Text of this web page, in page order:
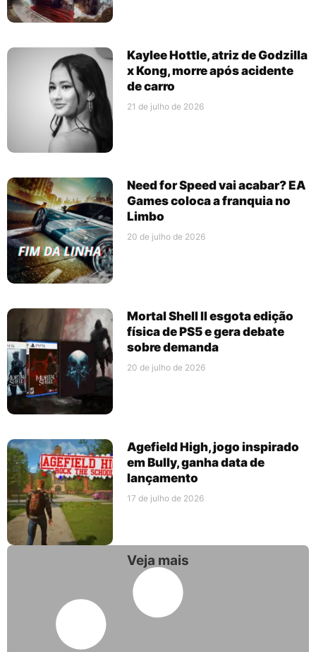
Kaylee Hottle, atriz de Godzilla
x Kong, morre após acidente
de carro
21 de julho de 2026
Need for Speed vai acabar? EA
Games coloca a franquia no
Limbo
20 de julho de 2026
Mortal Shell II esgota edição
física de PS5 e gera debate
sobre demanda
20 de julho de 2026
Agefield High, jogo inspirado
em Bully, ganha data de
lançamento
17 de julho de 2026
Veja mais